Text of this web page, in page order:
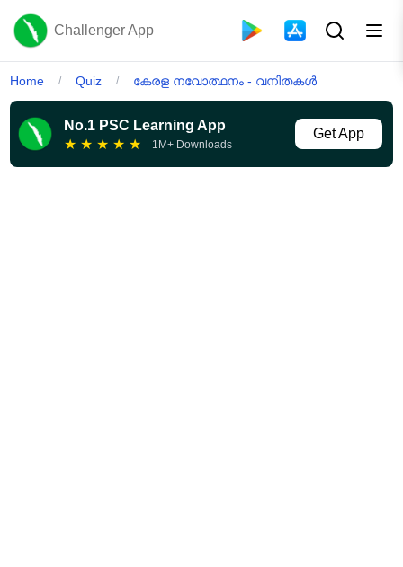
Challenger App
Home / Quiz / കേരള നവോത്ഥനം - വനിതകൾ
No.1 PSC Learning App
★ ★ ★ ★ ★ 1M+ Downloads
Get App